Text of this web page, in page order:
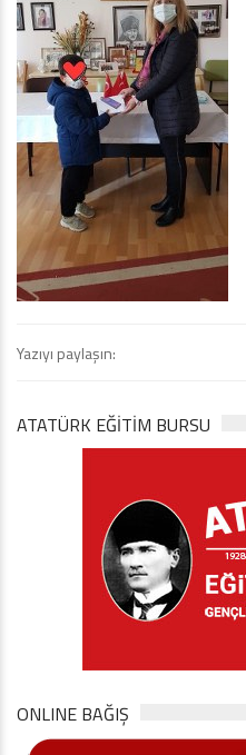
Yazıyı paylaşın:
ATATÜRK EĞITIM BURSU
ONLINE BAĞIŞ